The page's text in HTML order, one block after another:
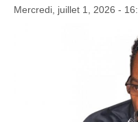
Mercredi, juillet 1, 2026 -